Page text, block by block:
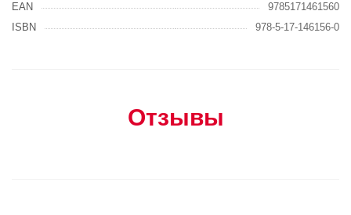
EAN
9785171461560
ISBN
978-5-17-146156-0
Отзывы